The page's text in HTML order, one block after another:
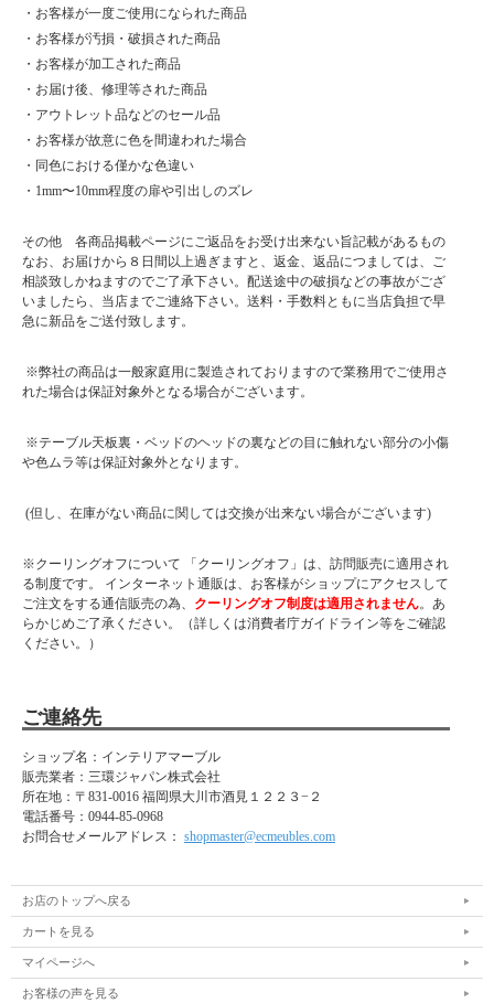
・お客様が一度ご使用になられた商品
・お客様が汚損・破損された商品
・お客様が加工された商品
・お届け後、修理等された商品
・アウトレット品などのセール品
・お客様が故意に色を間違われた場合
・同色における僅かな色違い
・1mm〜10mm程度の扉や引出しのズレ
その他 各商品掲載ページにご返品をお受け出来ない旨記載があるもの
なお、お届けから８日間以上過ぎますと、返金、返品につましては、ご
相談致しかねますのでご了承下さい。配送途中の破損などの事故がござ
いましたら、当店までご連絡下さい。送料・手数料ともに当店負担で早
急に新品をご送付致します。
※弊社の商品は一般家庭用に製造されておりますので業務用でご使用さ
れた場合は保証対象外となる場合がございます。
※テーブル天板裏・ベッドのヘッドの裏などの目に触れない部分の小傷
や色ムラ等は保証対象外となります。
(但し、在庫がない商品に関しては交換が出来ない場合がございます)
※クーリングオフについて 「クーリングオフ」は、訪問販売に適用され
る制度です。 インターネット通販は、お客様がショップにアクセスして
ご注文をする通信販売の為、 クーリングオフ制度は適用されません。あ
らかじめご了承ください。（詳しくは消費者庁ガイドライン等をご確認
ください。）
ご連絡先
ショップ名：インテリアマーブル
販売業者：三環ジャパン株式会社
所在地： 〒831-0016 福岡県大川市酒見１２２３−２
電話番号： 0944-85-0968
お問合せメールアドレス： shopmaster@ecmeubles.com
お店のトップへ戻る
カートを見る
マイページへ
お客様の声を見る